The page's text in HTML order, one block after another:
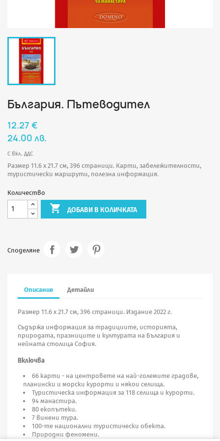
България. Пътеводител
12.27 €
24.00 лв.
С вкл. ДДС
Размер 11.6 х 21.7 см, 396 страници. Карти, забележителности,
туристически маршрути, полезна информация.
Количество
 ДОБАВИ В КОЛИЧКАТА
Споделяне
Описание Детайли
Размер 11.6 х 21.7 см, 396 страници. Издание 2022 г.
Съдържа информация за традициите, историята,
природата, празниците и културата на България и
нейната столица София.
Включва
66 карти - на центровете на най-големите градове,
планински и морски курорти и някои селища.
Туристическа информация за 118 селища и курорти.
94 манастира.
80 екопътеки.
7 винени тура.
100-те национални туристически обекта.
Природни феномени.